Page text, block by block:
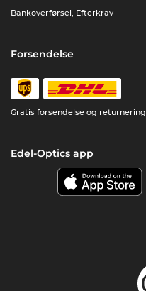
Bankoverførsel, Efterkrav
Forsendelse
Gratis forsendelse og returnering
Edel-Optics app